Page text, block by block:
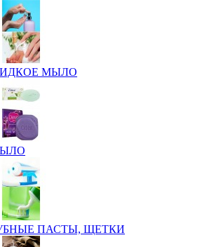
МЫЛО
ПАСТЫ, ЩЕТКИ